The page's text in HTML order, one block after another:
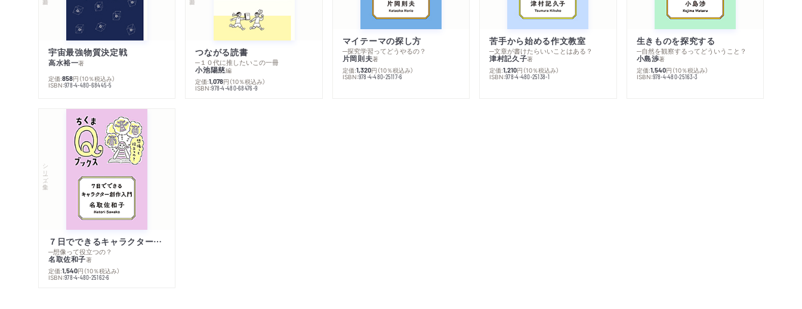
宇宙最強物質決定戦
高水裕一著
定価:858円 （10％税込み）
ISBN:978-4-480-68445-5
つながる読書
─１０代に推したいこの一冊
小池陽慈編
定価:1,078円 （10％税込み）
ISBN:978-4-480-68476-9
マイテーマの探し方
─探究学習ってどうやるの？
片岡則夫著
定価:1,320円 （10％税込み）
ISBN:978-4-480-25117-6
苦手から始める作文教室
─文章が書けたらいいことはある？
津村記久子著
定価:1,210円 （10％税込み）
ISBN:978-4-480-25138-1
生きものを探究する
─自然を観察するってどういうこと？
小島渉著
定価:1,540円 （10％税込み）
ISBN:978-4-480-25163-3
シリーズ・全集
７日でできるキャラクター創作入門
─想像って役立つの？
名取佐和子著
定価:1,540円 （10％税込み）
ISBN:978-4-480-25162-6